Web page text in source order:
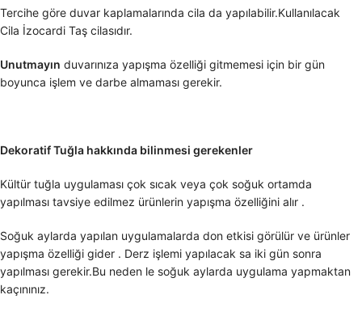
Tercihe göre duvar kaplamalarında cila da yapılabilir.Kullanılacak
Cila İzocardi Taş cilasıdır.
Unutmayın duvarınıza yapışma özelliği gitmemesi için bir gün
boyunca işlem ve darbe almaması gerekir.
Dekoratif Tuğla hakkında bilinmesi gerekenler
Kültür tuğla uygulaması çok sıcak veya çok soğuk ortamda
yapılması tavsiye edilmez ürünlerin yapışma özelliğini alır .
Soğuk aylarda yapılan uygulamalarda don etkisi görülür ve ürünler
yapışma özelliği gider . Derz işlemi yapılacak sa iki gün sonra
yapılması gerekir.Bu neden le soğuk aylarda uygulama yapmaktan
kaçınınız.